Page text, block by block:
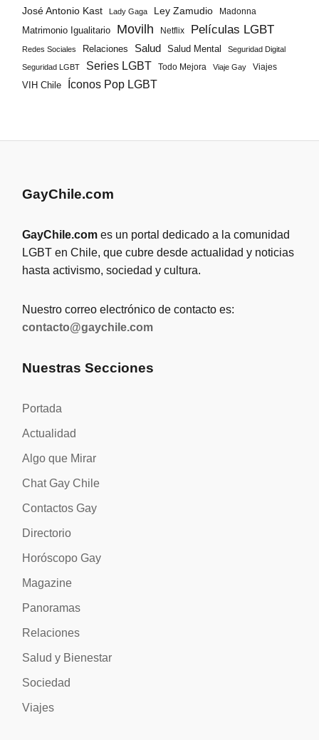
José Antonio Kast Lady Gaga Ley Zamudio Madonna
Matrimonio Igualitario Movilh Netflix Películas LGBT
Redes Sociales Relaciones Salud Salud Mental Seguridad Digital
Seguridad LGBT Series LGBT Todo Mejora Viaje Gay
Viajes
VIH Chile
Íconos Pop LGBT
GayChile.com
GayChile.com es un portal dedicado a la comunidad
LGBT en Chile, que cubre desde actualidad y noticias
hasta activismo, sociedad y cultura.
Nuestro correo electrónico de contacto es:
contacto@gaychile.com
Nuestras Secciones
Portada
Actualidad
Algo que Mirar
Chat Gay Chile
Contactos Gay
Directorio
Horóscopo Gay
Magazine
Panoramas
Relaciones
Salud y Bienestar
Sociedad
Viajes